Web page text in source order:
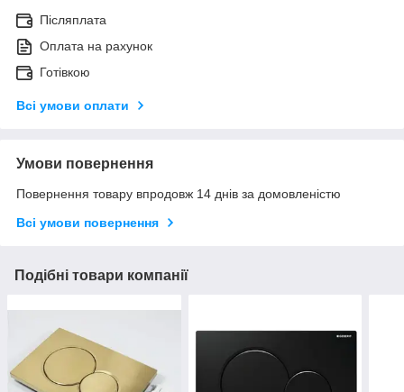
Післяплата
Оплата на рахунок
Готівкою
Всі умови оплати
Умови повернення
Повернення товару впродовж 14 днів за домовленістю
Всі умови повернення
Подібні товари компанії